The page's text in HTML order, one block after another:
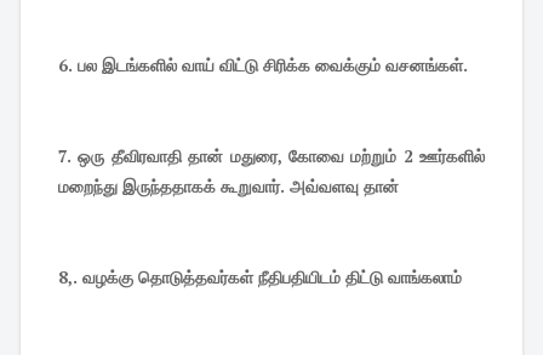
6. பல இடங்களில் வாய் விட்டு சிரிக்க வைக்கும் வசனங்கள்.
7.ஒரு தீவிரவாதி தான் மதுரை, கோவை மற்றும் 2 ஊர்களில்
மறைந்து இருந்ததாகக் கூறுவார். அவ்வளவு தான்
8,. வழக்கு தொடுத்தவர்கள் நீதிபதியிடம் திட்டு வாங்கலாம்